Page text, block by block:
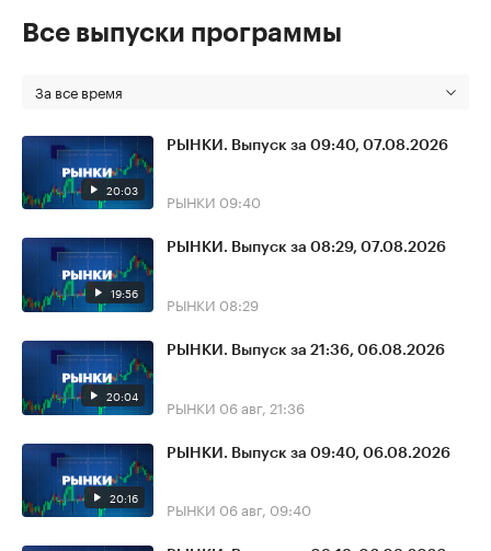
Все выпуски программы
За все время
20:03
РЫНКИ. Выпуск за 09:40, 07.08.2026
РЫНКИ 09:40
19:56
РЫНКИ. Выпуск за 08:29, 07.08.2026
РЫНКИ 08:29
20:04
РЫНКИ. Выпуск за 21:36, 06.08.2026
РЫНКИ 06 авг, 21:36
20:16
РЫНКИ. Выпуск за 09:40, 06.08.2026
РЫНКИ 06 авг, 09:40